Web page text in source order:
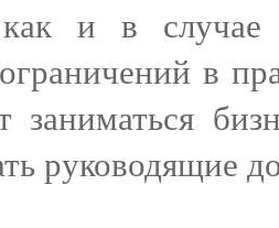
и в случае
в
заниматься
руководящие